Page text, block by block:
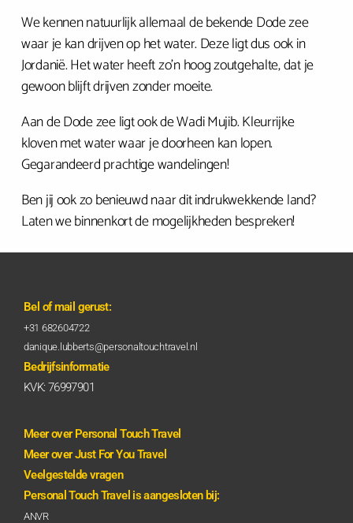
We kennen natuurlijk allemaal de bekende Dode zee
waar je kan drijven op het water. Deze ligt dus ook in
Jordanië. Het water heeft zo’n hoog zoutgehalte, dat je
gewoon blijft drijven zonder moeite.
Aan de Dode zee ligt ook de Wadi Mujib. Kleurrijke
kloven met water waar je doorheen kan lopen.
Gegarandeerd prachtige wandelingen!
Ben jij ook zo benieuwd naar dit indrukwekkende land?
Laten we binnenkort de mogelijkheden bespreken!
Bel of mail gerust:
+31 682604722
danique.lubberts@personaltouchtravel.nl
Bedrijfsinformatie
KVK: 76997901
Meer over Personal Touch Travel
Meer over Just For You Travel
Veelgestelde vragen
Personal Touch Travel is aangesloten bij:
ANVR